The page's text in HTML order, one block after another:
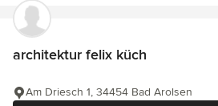
architektur felix küch
Am Driesch 1, 34454 Bad Arolsen